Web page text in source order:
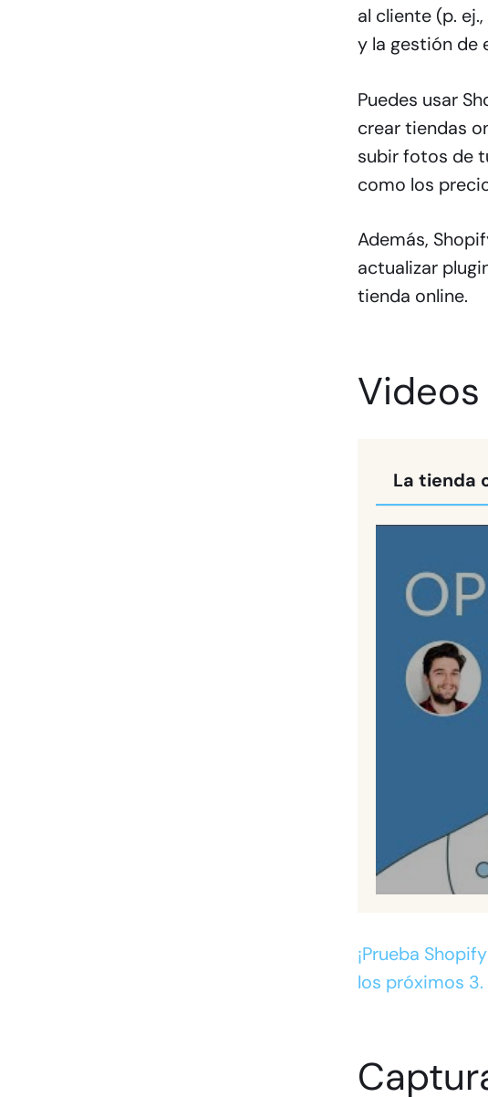
al cliente (p.
y la gestión de
Puedes usar
crear tiendas
subir fotos de
como los
Además,
actualizar
tienda online.
Videos
La tienda
¡Prueba
los próximos 3.